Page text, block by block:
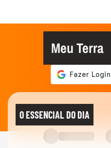
Meu Terra
O ESSENCIAL DO DIA